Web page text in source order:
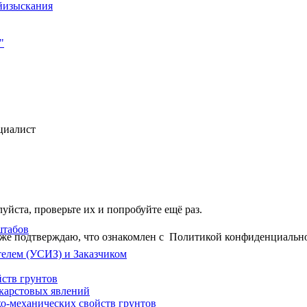
(УСИЗ) и Заказчиком
грунтов
явлений
механических свойств грунтов
проверьте их и попробуйте ещё раз.
подтверждаю, что ознакомлен с Политикой